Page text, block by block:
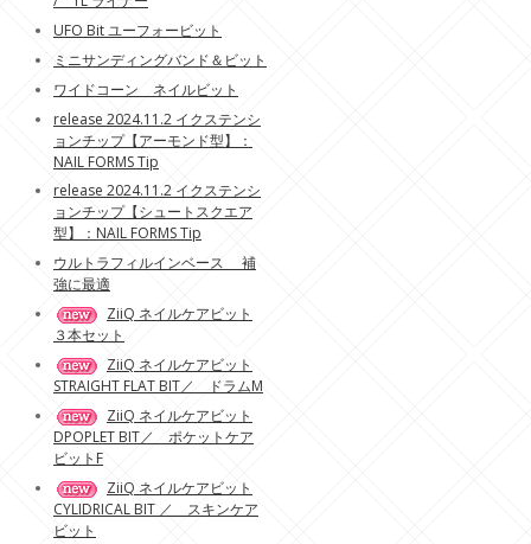
UFO Bit ユーフォービット
ミニサンディングバンド＆ビット
ワイドコーン ネイルビット
release 2024.11.2 イクステンシ
ョンチップ【アーモンド型】：
NAIL FORMS Tip
release 2024.11.2 イクステンシ
ョンチップ【シュートスクエア
型】：NAIL FORMS Tip
ウルトラフィルインベース 補
強に最適
ZiiQ ネイルケアビット
３本セット
ZiiQ ネイルケアビット
STRAIGHT FLAT BIT／ ドラムM
ZiiQ ネイルケアビット
DPOPLET BIT／ ポケットケア
ビットF
ZiiQ ネイルケアビット
CYLIDRICAL BIT ／ スキンケア
ビット